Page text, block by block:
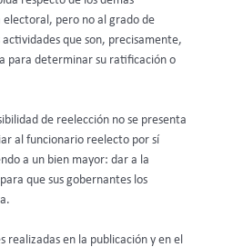
pero no al grado de
que son, precisamente,
para determinar su ratificación o
de reelección no se presenta
al funcionario reelecto por sí
a un bien mayor: dar a la
que sus gobernantes los
realizadas en la publicación y en el